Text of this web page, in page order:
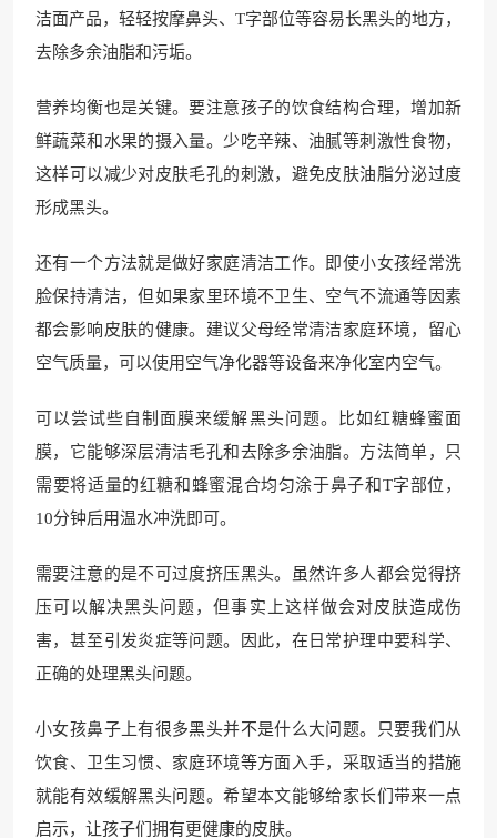
洁面产品，轻轻按摩鼻头、T字部位等容易长黑头的地方，
去除多余油脂和污垢。
营养均衡也是关键。要注意孩子的饮食结构合理，增加新
鲜蔬菜和水果的摄入量。少吃辛辣、油腻等刺激性食物，
这样可以减少对皮肤毛孔的刺激，避免皮肤油脂分泌过度
形成黑头。
还有一个方法就是做好家庭清洁工作。即使小女孩经常洗
脸保持清洁，但如果家里环境不卫生、空气不流通等因素
都会影响皮肤的健康。建议父母经常清洁家庭环境，留心
空气质量，可以使用空气净化器等设备来净化室内空气。
可以尝试些自制面膜来缓解黑头问题。比如红糖蜂蜜面
膜，它能够深层清洁毛孔和去除多余油脂。方法简单，只
需要将适量的红糖和蜂蜜混合均匀涂于鼻子和T字部位，
10分钟后用温水冲洗即可。
需要注意的是不可过度挤压黑头。虽然许多人都会觉得挤
压可以解决黑头问题，但事实上这样做会对皮肤造成伤
害，甚至引发炎症等问题。因此，在日常护理中要科学、
正确的处理黑头问题。
小女孩鼻子上有很多黑头并不是什么大问题。只要我们从
饮食、卫生习惯、家庭环境等方面入手，采取适当的措施
就能有效缓解黑头问题。希望本文能够给家长们带来一点
启示，让孩子们拥有更健康的皮肤。